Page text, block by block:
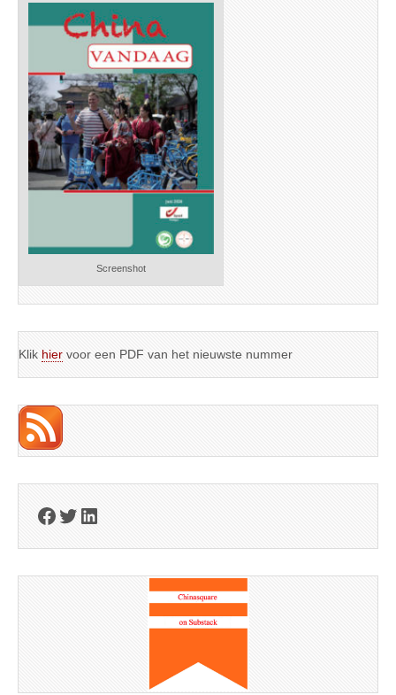
Screenshot
Klik hier voor een PDF van het nieuwste nummer
Facebook
Twitter
LinkedIn